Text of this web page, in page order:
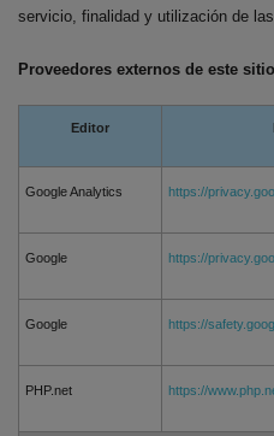
servicio, finalidad y utilización de
Proveedores externos de este
Editor
Google Analytics https://
Google https://
Google https://
PHP.net https://